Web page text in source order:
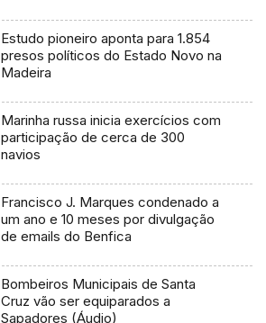
Estudo pioneiro aponta para 1.854
presos políticos do Estado Novo na
Madeira
Marinha russa inicia exercícios com
participação de cerca de 300
navios
Francisco J. Marques condenado a
um ano e 10 meses por divulgação
de emails do Benfica
Bombeiros Municipais de Santa
Cruz vão ser equiparados a
Sapadores (Áudio)